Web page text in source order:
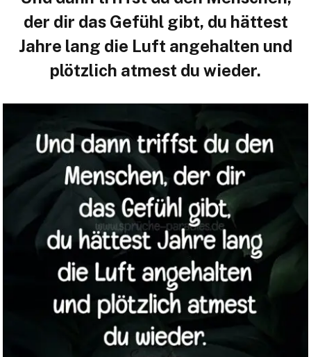
der dir das Gefühl gibt, du hättest
Jahre lang die Luft angehalten und
plötzlich atmest du wieder.